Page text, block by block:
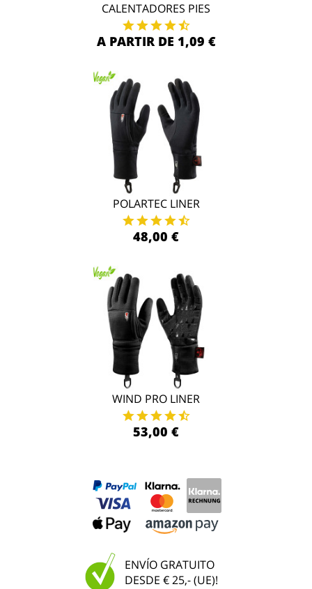
CALENTADORES PIES
A PARTIR DE 1,09 €
POLARTEC LINER
48,00 €
WIND PRO LINER
53,00 €
ENVÍO GRATUITO
DESDE € 25,- (UE)!